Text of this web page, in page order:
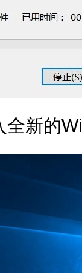
全新的